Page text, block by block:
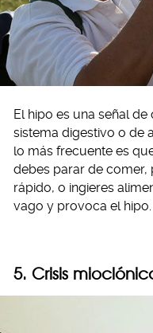
El hipo es una señal
sistema digestivo o de
lo más frecuente es
debes parar de comer,
rápido, o ingieres
vago y provoca el hipo.
5. Crisis